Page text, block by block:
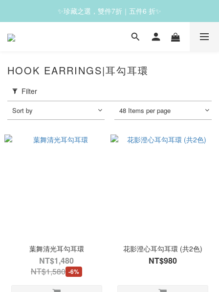
✨滿1200免運✨
✨珍藏之選，雙件7折｜五件6 折✨
HOOK EARRINGS|耳勾耳環
Filter
Sort by 48 Items per page
葉舞清光耳勾耳環
NT$1,480
NT$1,580 -6%
花影澄心耳勾耳環 (共2色)
NT$980